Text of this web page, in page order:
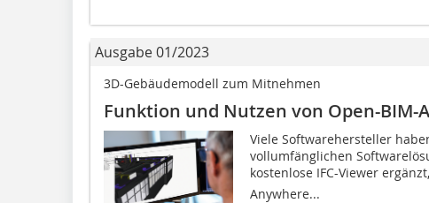
Ausgabe 01/2023
3D-Gebäudemodell zum Mitnehmen
Funktion und Nutzen von Open-BIM-
Viele Softwarehersteller
vollumfänglichen
kostenlose IFC-Viewer
Anywhere...